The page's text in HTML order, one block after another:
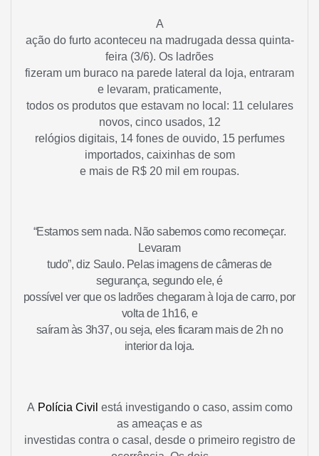
A
ação do furto aconteceu na madrugada dessa quinta-
feira (3/6). Os ladrões
fizeram um buraco na parede lateral da loja, entraram
e levaram, praticamente,
todos os produtos que estavam no local: 11 celulares
novos, cinco usados, 12
relógios digitais, 14 fones de ouvido, 15 perfumes
importados, caixinhas de som
e mais de R$ 20 mil em roupas.
“Estamos sem nada. Não sabemos como recomeçar.
Levaram
tudo”, diz Saulo. Pelas imagens de câmeras de
segurança, segundo ele, é
possível ver que os ladrões chegaram à loja de carro, por
volta de 1h16, e
saíram às 3h37, ou seja, eles ficaram mais de 2h no
interior da loja.
A Polícia Civil está investigando o caso, assim como
as ameaças e as
investidas contra o casal, desde o primeiro registro de